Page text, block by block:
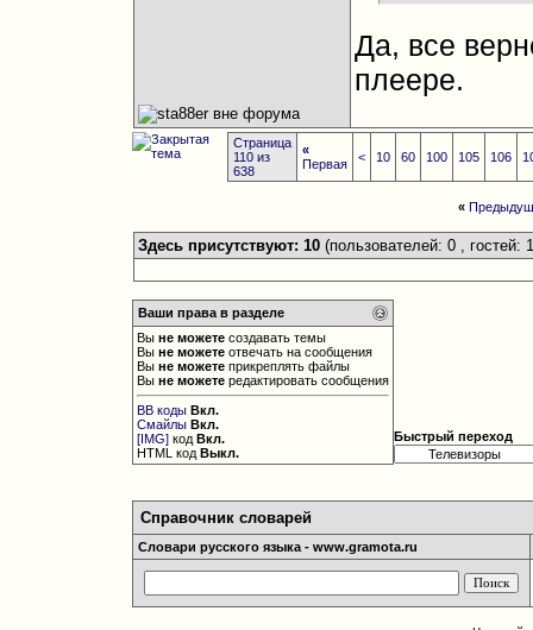
Да, все
плеере.
Страница
110 из
638
«
Первая
< 10 60 100 105 106
«
Здесь присутствуют: 10 (пользователей: 0 , гостей:
Ваши права в разделе
Выне можете создавать темы
Выне можете отвечать на сообщения
Выне можете прикреплять файлы
Выне можете редактировать сообщения
BB коды Вкл.
Смайлы Вкл.
[IMG] кодВкл.
HTML кодВыкл.
Быстрый переход
Справочник словарей
Словари русского языка - www.gramota.ru